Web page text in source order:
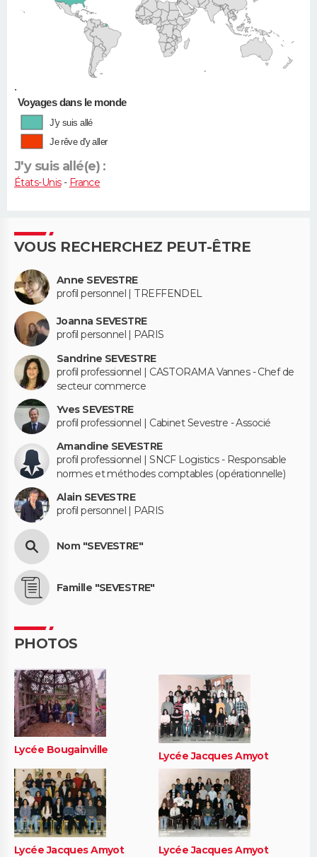
•
Voyages dans le monde
J'y suis allé
Je rêve d'y aller
J'y suis allé(e) :
États-Unis- France
VOUS RECHERCHEZ PEUT-ÊTRE
Anne SEVESTRE
profil personnel | TREFFENDEL
Joanna SEVESTRE
profil personnel | PARIS
Sandrine SEVESTRE
profil professionnel | CASTORAMA Vannes - Chef de
secteur commerce
Yves SEVESTRE
profil professionnel | Cabinet Sevestre - Associé
Amandine SEVESTRE
profil professionnel | SNCF Logistics - Responsable
normes et méthodes comptables (opérationnelle)
Alain SEVESTRE
profil personnel | PARIS
Nom "SEVESTRE"
Famille "SEVESTRE"
PHOTOS
Lycée Bougainville Lycée Jacques Amyot
Lycée Jacques Amyot Lycée Jacques Amyot